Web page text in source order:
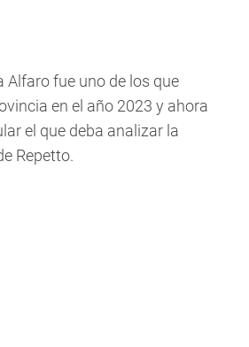
Alfaro fue uno de los que
en el año 2023 y ahora
el que deba analizar la
Repetto.